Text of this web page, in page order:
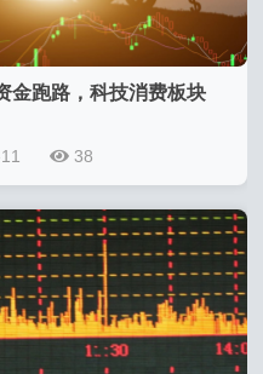
金跑路，科技消费板块
38